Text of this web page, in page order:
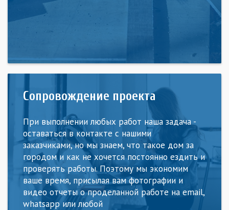
Сопровождение проекта
При выполнении любых работ наша задача -
оставаться в контакте с нашими
заказчиками, но мы знаем, что такое дом за
городом и как не хочется постоянно ездить и
проверять работы. Поэтому мы экономим
ваше время, присылая вам фотографии и
видео отчеты о проделанной работе на email,
whatsapp или любой